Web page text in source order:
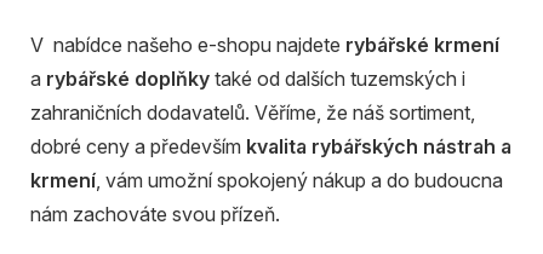
V nabídce našeho e-shopu najdete rybářské krmení
a rybářské doplňky také od dalších tuzemských i
zahraničních dodavatelů. Věříme, že náš sortiment,
dobré ceny a především kvalita rybářských nástrah a
krmení, vám umožní spokojený nákup a do budoucna
nám zachováte svou přízeň.